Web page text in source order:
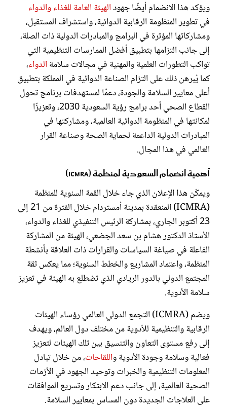
ويؤكد هذا الانضمام أيضًا جهودالهيئة العامة للغذاء والدواء
في تطوير المنظومة الرقابية الدوائية، واستشراف المستقبل،
ومشاركاتها المؤثرة في البرامج والمبادرات الدولية ذات الصلة،
إلى جانب التزامها بتطبيق أفضل الممارسات التنظيمية التي
تواكب التطورات العلمية والمهنية في مجالات سلامة الدواء،
كما يُبرهن ذلك على التزام الصناعة الدوائية في المملكة بتطبيق
أعلى معايير السلامة والجودة، دعمًا لمستهدفات برنامج تحول
القطاع الصحي أحد برامج رؤية السعودية 2030، وتعزيزًا
لمكانتها في المنظومة الدوائية العالمية، ومشاركتها في
المبادرات الدولية الداعمة لحماية الصحة وصناعة القرار
العالمي في هذا المجال.
أهمية انضمام السعودية لمنظمة (ICMRA)
ويمكّن هذا الإعلان الذي جاء خلال القمة السنوية للمنظمة
(ICMRA) المنعقدة بمدينة أمستردام خلال الفترة من 21 إلى
23 أكتوبر الجاري، بمشاركة الرئيس التنفيذي للغذاء والدواء،
الأستاذ الدكتور هشام بن سعد الجضعي، الهيئة من المشاركة
الفاعلة في صياغة السياسات والقرارات ذات العلاقة بأنشطة
المنظمة، واعتماد المشاريع والخطط السنوية؛ مما يعكس ثقة
المجتمع الدولي بالدور الريادي الذي تضطلع به الهيئة في تعزيز
سلامة الأدوية.
ويضم (ICMRA) التجمع الدولي العالمي رؤساء الهيئات
الرقابية والتنظيمية للأدوية من مختلف دول العالم، ويهدف
إلى رفع مستوى التعاون والتنسيق بين تلك الهيئات لتعزيز
فعالية وسلامة وجودة الأدوية واللقاحات، من خلال تبادل
المعلومات التنظيمية والخبرات وتوحيد الجهود في الأزمات
الصحية العالمية، إلى جانب دعم الابتكار وتسريع الموافقات
على العلاجات الجديدة دون المساس بمعايير السلامة.